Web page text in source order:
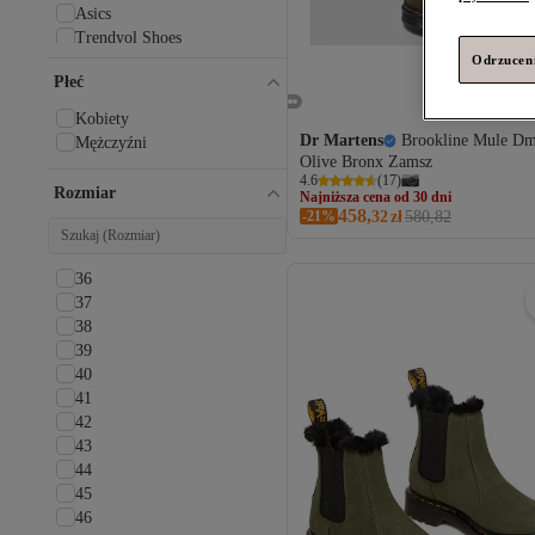
Dr Martens
Brookline Mule
Olive Bronx Zamsz
4.6 (17)
Najniższa cena od 30 dni
Darmowa wysyłka
Najniższa cena od 30 dni
-21% 458,32zł580,82
Asics
Trendyol Shoes
Fox Shoes
Bambi
The North Face
Birkenstock
Capone Outfitters
LEFTIES
Wszystkie marki
Akınal Bella
Baghera
Beyond
BOA
BOUIS
Butigo
CAMPER
Caprice
Caterpillar
Płeć
Kobiety
Mężczyźni
Rozmiar
36
37
38
39
40
41
42
43
44
45
46